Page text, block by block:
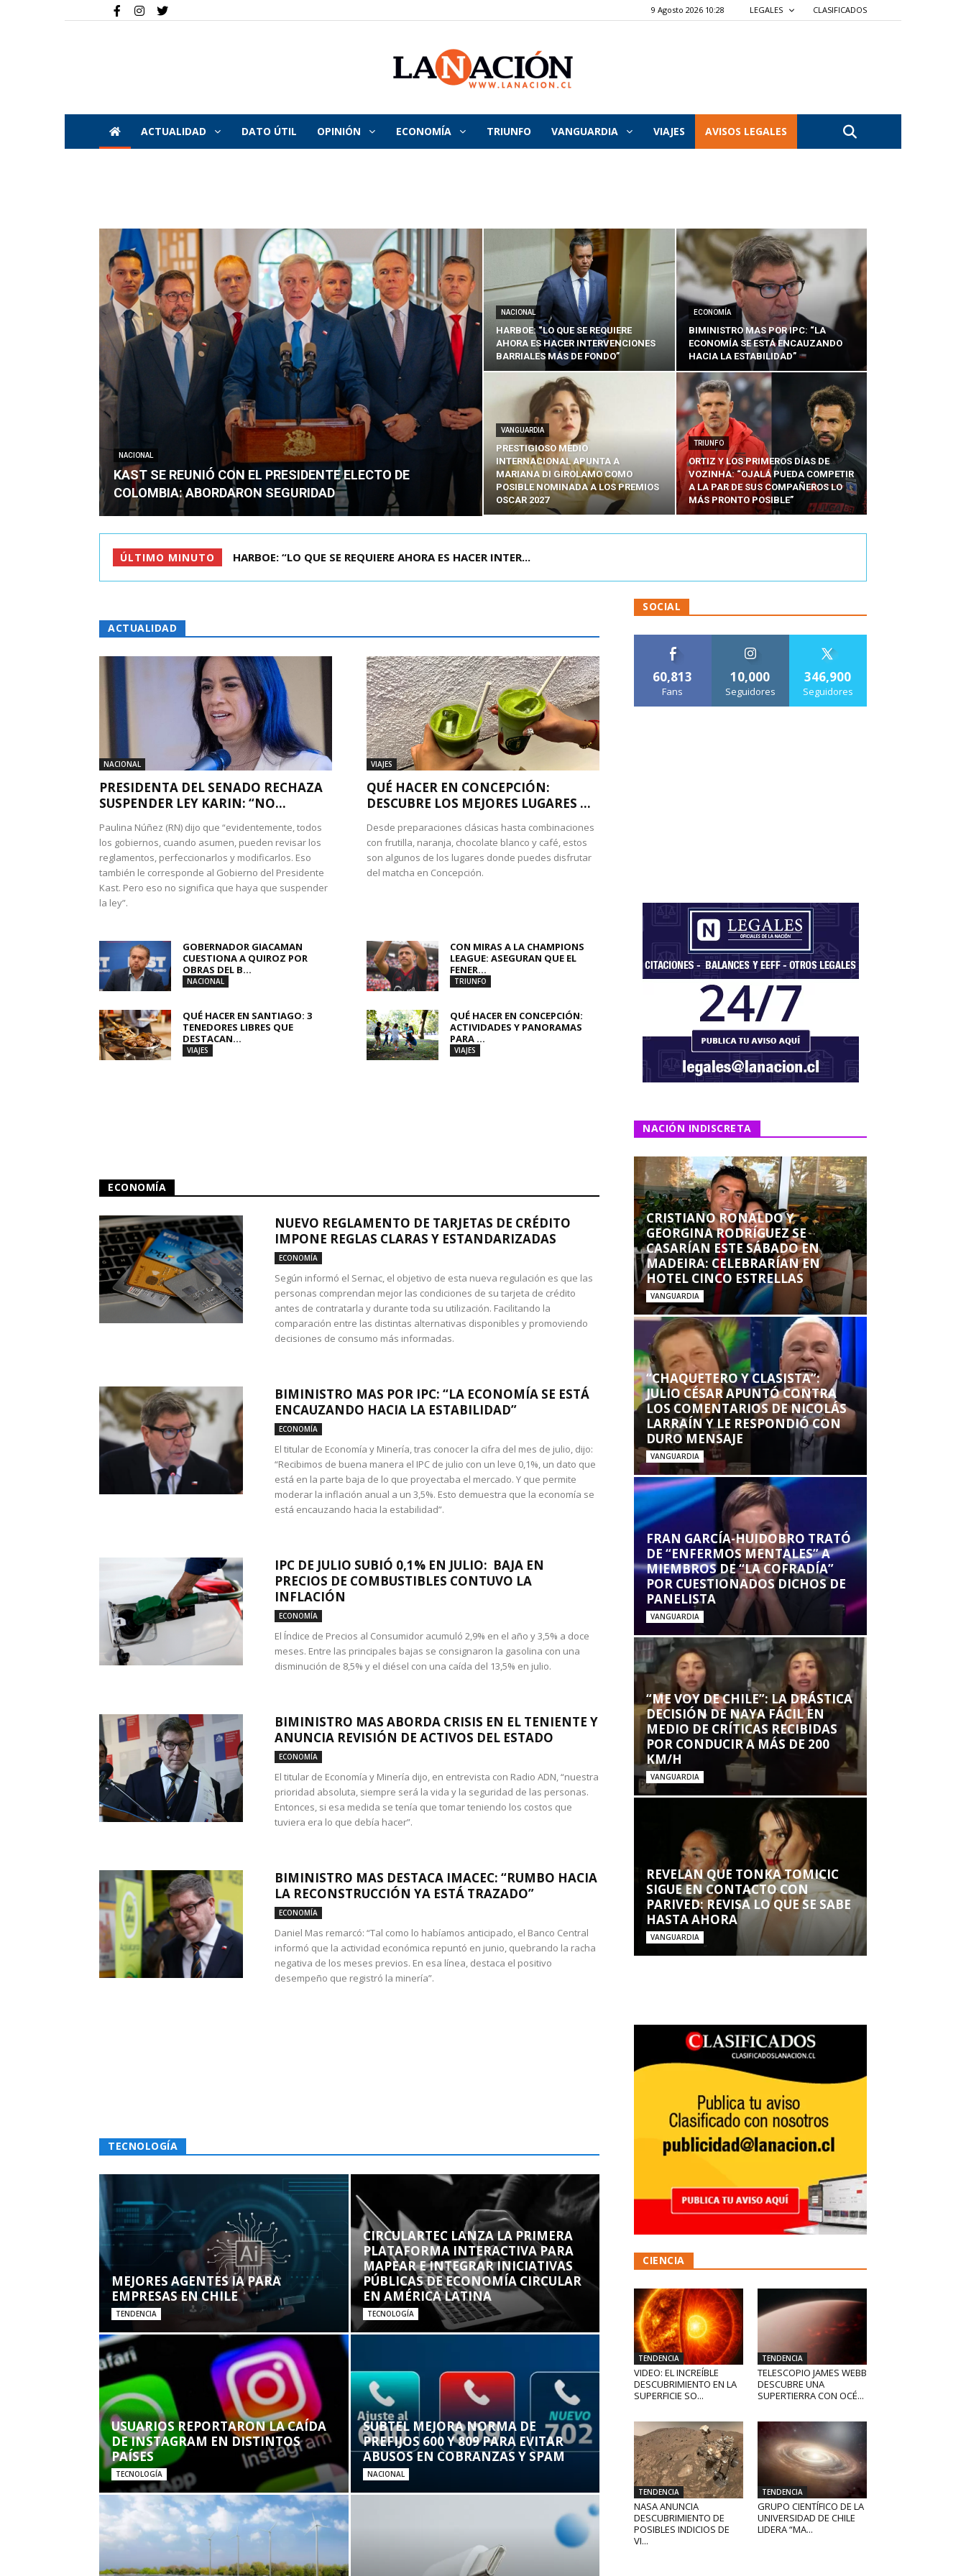
9 Agosto 2026 10:28 LEGALES CLASIFICADOS
La
Nación
ACTUALIDAD DATO ÚTIL OPINIÓN ECONOMÍA TRIUNFO VANGUARDIA VIAJES AVISOS LEGALES
NACIONAL
KAST SE REUNIÓ CON EL PRESIDENTE ELECTO DE
COLOMBIA: ABORDARON SEGURIDAD
NACIONAL
HARBOE: “LO QUE SE REQUIERE
AHORA ES HACER INTERVENCIONES
BARRIALES MÁS DE FONDO”
ECONOMÍA
BIMINISTRO MAS POR IPC: “LA
ECONOMÍA SE ESTÁ ENCAUZANDO
HACIA LA ESTABILIDAD”
VANGUARDIA
PRESTIGIOSO MEDIO
INTERNACIONAL APUNTA A
MARIANA DI GIROLAMO COMO
POSIBLE NOMINADA A LOS PREMIOS
OSCAR 2027
TRIUNFO
ORTIZ Y LOS PRIMEROS DÍAS DE
VOZINHA: “OJALÁ PUEDA COMPETIR
A LA PAR DE SUS COMPAÑEROS LO
MÁS PRONTO POSIBLE”
ÚLTIMO MINUTO BIMINISTRO MAS POR IPC: “LA ECONOMÍA SE ESTÁ ENC...
ACTUALIDAD
NACIONAL
PRESIDENTA DEL SENADO RECHAZA
SUSPENDER LEY KARIN: “NO...
Paulina Núñez (RN) dijo que “evidentemente, todos
los gobiernos, cuando asumen, pueden revisar los
reglamentos, perfeccionarlos y modificarlos. Eso
también le corresponde al Gobierno del Presidente
Kast. Pero eso no significa que haya que suspender
la ley”.
VIAJES
QUÉ HACER EN CONCEPCIÓN:
DESCUBRE LOS MEJORES LUGARES ...
Desde preparaciones clásicas hasta combinaciones
con frutilla, naranja, chocolate blanco y café, estos
son algunos de los lugares donde puedes disfrutar
del matcha en Concepción.
GOBERNADOR GIACAMAN
CUESTIONA A QUIROZ POR
OBRAS DEL B...
NACIONAL
CON MIRAS A LA CHAMPIONS
LEAGUE: ASEGURAN QUE EL
FENER...
TRIUNFO
QUÉ HACER EN SANTIAGO: 3
TENEDORES LIBRES QUE
DESTACAN...
VIAJES
QUÉ HACER EN CONCEPCIÓN:
ACTIVIDADES Y PANORAMAS
PARA ...
VIAJES
ECONOMÍA
NUEVO REGLAMENTO DE TARJETAS DE CRÉDITO
IMPONE REGLAS CLARAS Y ESTANDARIZADAS
ECONOMÍA
Según informó el Sernac, el objetivo de esta nueva regulación es que las
personas comprendan mejor las condiciones de su tarjeta de crédito
antes de contratarla y durante toda su utilización. Facilitando la
comparación entre las distintas alternativas disponibles y promoviendo
decisiones de consumo más informadas.
BIMINISTRO MAS POR IPC: “LA ECONOMÍA SE ESTÁ
ENCAUZANDO HACIA LA ESTABILIDAD”
ECONOMÍA
El titular de Economía y Minería, tras conocer la cifra del mes de julio, dijo:
“Recibimos de buena manera el IPC de julio con un leve 0,1%, un dato que
está en la parte baja de lo que proyectaba el mercado. Y que permite
moderar la inflación anual a un 3,5%. Esto demuestra que la economía se
está encauzando hacia la estabilidad”.
IPC DE JULIO SUBIÓ 0,1% EN JULIO: BAJA EN
PRECIOS DE COMBUSTIBLES CONTUVO LA
INFLACIÓN
ECONOMÍA
El Índice de Precios al Consumidor acumuló 2,9% en el año y 3,5% a doce
meses. Entre las principales bajas se consignaron la gasolina con una
disminución de 8,5% y el diésel con una caída del 13,5% en julio.
BIMINISTRO MAS ABORDA CRISIS EN EL TENIENTE Y
ANUNCIA REVISIÓN DE ACTIVOS DEL ESTADO
ECONOMÍA
El titular de Economía y Minería dijo, en entrevista con Radio ADN, “nuestra
prioridad absoluta, siempre será la vida y la seguridad de las personas.
Entonces, si esa medida se tenía que tomar teniendo los costos que
tuviera era lo que debía hacer”.
BIMINISTRO MAS DESTACA IMACEC: “RUMBO HACIA
LA RECONSTRUCCIÓN YA ESTÁ TRAZADO”
ECONOMÍA
Daniel Mas remarcó: “Tal como lo habíamos anticipado, el Banco Central
informó que la actividad económica repuntó en junio, quebrando la racha
negativa de los meses previos. En esa línea, destaca el positivo
desempeño que registró la minería”.
TECNOLOGÍA
MEJORES AGENTES IA PARA
EMPRESAS EN CHILE
TENDENCIA
CIRCULARTEC LANZA LA PRIMERA
PLATAFORMA INTERACTIVA PARA
MAPEAR E INTEGRAR INICIATIVAS
PÚBLICAS DE ECONOMÍA CIRCULAR
EN AMÉRICA LATINA
TECNOLOGÍA
USUARIOS REPORTARON LA CAÍDA
DE INSTAGRAM EN DISTINTOS
PAÍSES
TECNOLOGÍA
SUBTEL MEJORA NORMA DE
PREFIJOS 600 Y 809 PARA EVITAR
ABUSOS EN COBRANZAS Y SPAM
NACIONAL
SOCIAL
60,813
Fans
10,000
Seguidores
346,900
Seguidores
NACIÓN INDISCRETA
CRISTIANO RONALDO Y
GEORGINA RODRÍGUEZ SE
CASARÍAN ESTE SÁBADO EN
MADEIRA: CELEBRARÍAN EN
HOTEL CINCO ESTRELLAS
VANGUARDIA
“CHAQUETERO Y CLASISTA”:
JULIO CÉSAR APUNTÓ CONTRA
LOS COMENTARIOS DE NICOLÁS
LARRAÍN Y LE RESPONDIÓ CON
DURO MENSAJE
VANGUARDIA
FRAN GARCÍA-HUIDOBRO TRATÓ
DE “ENFERMOS MENTALES” A
MIEMBROS DE “LA COFRADÍA”
POR CUESTIONADOS DICHOS DE
PANELISTA
VANGUARDIA
“ME VOY DE CHILE”: LA DRÁSTICA
DECISIÓN DE NAYA FÁCIL EN
MEDIO DE CRÍTICAS RECIBIDAS
POR CONDUCIR A MÁS DE 200
KM/H
VANGUARDIA
REVELAN QUE TONKA TOMICIC
SIGUE EN CONTACTO CON
PARIVED: REVISA LO QUE SE SABE
HASTA AHORA
VANGUARDIA
CIENCIA
TENDENCIA
VIDEO: EL INCREÍBLE
DESCUBRIMIENTO EN LA
SUPERFICIE SO...
TENDENCIA
TELESCOPIO JAMES WEBB
DESCUBRE UNA
SUPERTIERRA CON OCÉ...
TENDENCIA
NASA ANUNCIA
DESCUBRIMIENTO DE
POSIBLES INDICIOS DE
VI...
TENDENCIA
GRUPO CIENTÍFICO DE LA
UNIVERSIDAD DE CHILE
LIDERA “MA...